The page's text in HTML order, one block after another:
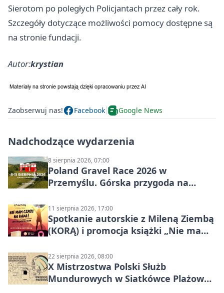
Sierotom po poległych Policjantach przez cały rok.
Szczegóły dotyczące możliwości pomocy dostępne są
na stronie fundacji.
Autor:krystian
Zaobserwuj nas! Facebook Google News
Nadchodzące wydarzenia
8 sierpnia 2026, 07:00
Poland Gravel Race 2026 w
Przemyślu. Górska przygoda na
11 sierpnia 2026, 17:00
Spotkanie autorskie z Mileną Ziembą
(KORĄ) i promocja książki „Nie mam
22 sierpnia 2026, 08:00
X Mistrzostwa Polski Służb
Mundurowych w Siatkówce Plażowej